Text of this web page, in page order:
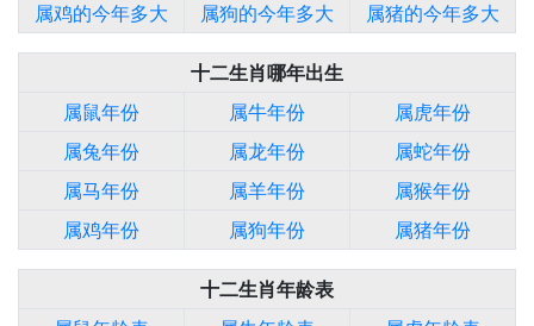
属鸡的今年多大
属狗的今年多大 属猪的今年多大
十二生肖哪年出生
属鼠年份
属牛年份
属虎年份
属兔年份
属龙年份
属蛇年份
属马年份
属羊年份
属猴年份
属鸡年份
属狗年份 属猪年份
十二生肖年龄表